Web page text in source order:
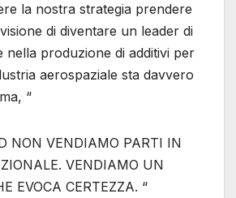
la nostra strategia prendere
di diventare un leader di
nella produzione di additivi per
aerospaziale sta davvero
“
NON VENDIAMO PARTI IN
VENDIAMO UN
EVOCA CERTEZZA. “